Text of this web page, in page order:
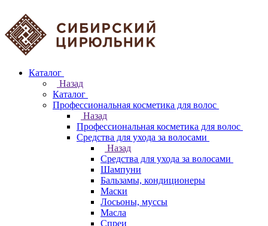
Каталог
Назад
Каталог
Профессиональная косметика для волос
Назад
Профессиональная косметика для волос
Средства для ухода за волосами
Назад
Средства для ухода за волосами
Шампуни
Бальзамы, кондиционеры
Маски
Лосьоны, муссы
Масла
Спреи